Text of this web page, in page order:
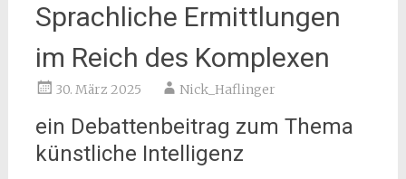
Sprachliche Ermittlungen
im Reich des Komplexen
30. März 2025 Nick_Haflinger
ein Debattenbeitrag zum Thema
künstliche Intelligenz